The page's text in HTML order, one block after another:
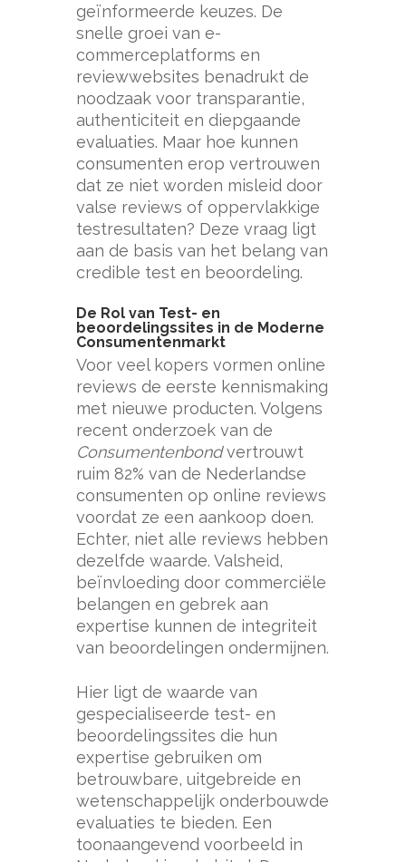
geïnformeerde keuzes. De
snelle groei van e-
commerceplatforms en
reviewwebsites benadrukt de
noodzaak voor transparantie,
authenticiteit en diepgaande
evaluaties. Maar hoe kunnen
consumenten erop vertrouwen
dat ze niet worden misleid door
valse reviews of oppervlakkige
testresultaten? Deze vraag ligt
aan de basis van het belang van
credible test en beoordeling.
De Rol van Test- en
beoordelingssites in de Moderne
Consumentenmarkt
Voor veel kopers vormen online
reviews de eerste kennismaking
met nieuwe producten. Volgens
recent onderzoek van de
Consumentenbondvertrouwt
ruim 82% van de Nederlandse
consumenten op online reviews
voordat ze een aankoop doen.
Echter, niet alle reviews hebben
dezelfde waarde. Valsheid,
beïnvloeding door commerciële
belangen en gebrek aan
expertise kunnen de integriteit
van beoordelingen ondermijnen.
Hier ligt de waarde van
gespecialiseerde test- en
beoordelingssites die hun
expertise gebruiken om
betrouwbare, uitgebreide en
wetenschappelijk onderbouwde
evaluaties te bieden. Een
toonaangevend voorbeeld in